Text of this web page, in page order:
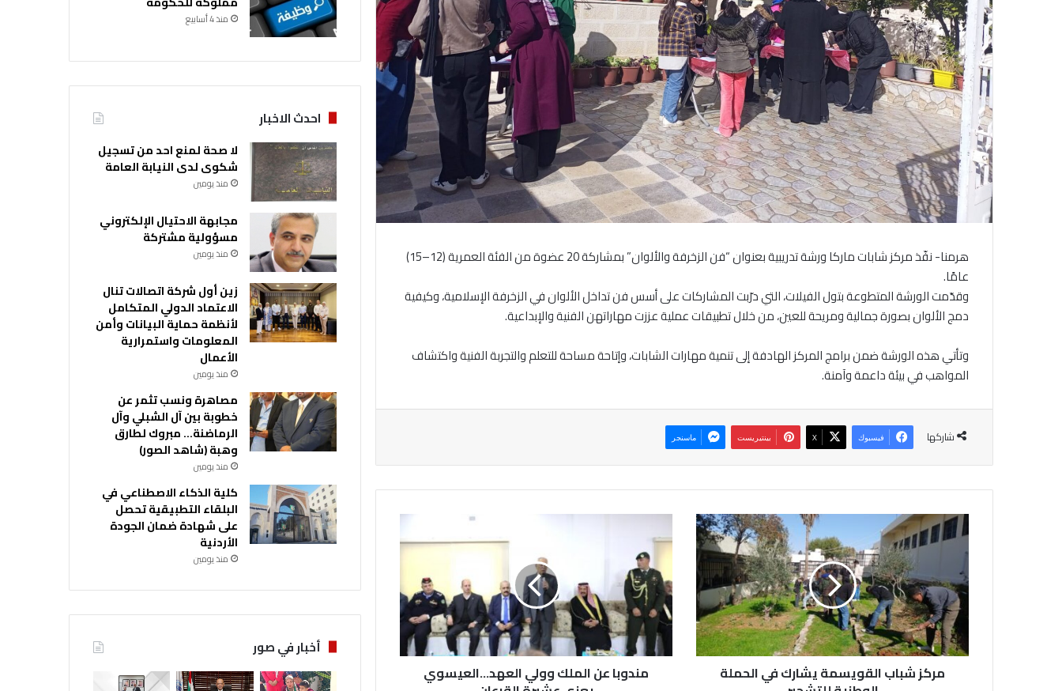
هرمنا- نفّذ مركز شابات ماركا ورشة تدريبية بعنوان “فن الزخرفة والألوان” بمشاركة 20 عضوة من الفئة العمرية (12–15)
عامًا.
وقدّمت الورشة المتطوعة بتول الفيلات، التي درّبت المشاركات على أسس فن تداخل الألوان في الزخرفة الإسلامية، وكيفية
دمج الألوان بصورة جمالية ومريحة للعين، من خلال تطبيقات عملية عززت مهاراتهن الفنية والإبداعية.
وتأتي هذه الورشة ضمن برامج المركز الهادفة إلى تنمية مهارات الشابات، وإتاحة مساحة للتعلم والتجربة الفنية واكتشاف
المواهب في بيئة داعمة وآمنة.
شاركها فيسبوك ‫X بينتيريست ماسنجر
م
ر
ك
ز
ش
ا
ب
ا
مركز شباب القويسمة يشارك في الحملة
ن
د
ب
ع
ا
مندوبا عن الملك وولي العهد...العيسوي
منذ 4 أسابيع
احدث الاخبار
لا صحة لمنع احد من تسجيل
شكوى لدى النيابة العامة
منذ يومين
مجابهة الاحتيال الإلكتروني
مسؤولية مشتركة
منذ يومين
زين أول شركة اتصالات تنال
الاعتماد الدولي المتكامل
لأنظمة حماية البيانات وأمن
المعلومات واستمرارية
الأعمال
منذ يومين
مصاهرة ونسب تثمر عن
خطوبة بين آل الشبلي وآل
الرماضنة… مبروك لطارق
وهبة (شاهد الصور)
منذ يومين
كلية الذكاء الاصطناعي في
البلقاء التطبيقية تحصل
على شهادة ضمان الجودة
الأردنية
منذ يومين
أخبار في صور